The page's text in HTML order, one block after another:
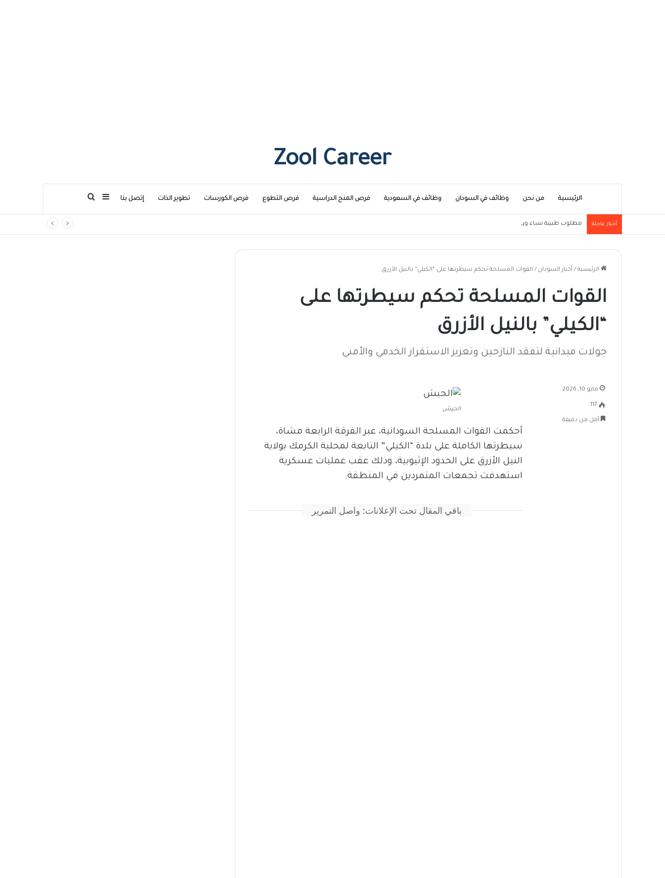
Zool Career
الرئيسية من نحن وظائف في السودان وظائف في السعودية فرص المنح الدراسية فرص التطوع فرص الكورسات تطوير الذات إتصل بنا إضافة عمود جانبي
بحث عن
أخبار عاجلة مطلوب طبيبة نساء وولادة (Obstetrician/Gynaecologist) للعمل بإحدى الجهات الطبية العاملة في مدينة الرياض
الرئيسية / أخبار السودان / القوات المسلحة تحكم سيطرتها على “الكيلي” بالنيل الأزرق
القوات المسلحة تحكم سيطرتها على
“الكيلي” بالنيل الأزرق
جولات ميدانية لتفقد النازحين وتعزيز الاستقرار الخدمي والأمني
الجيش
أحكمت القوات المسلحة السودانية، عبر الفرقة الرابعة مشاة،
سيطرتها الكاملة على بلدة “الكيلي” التابعة لمحلية الكرمك بولاية
النيل الأزرق على الحدود الإثيوبية، وذلك عقب عمليات عسكرية
استهدفت تجمعات المتمردين في المنطقة.
باقي المقال تحت الإعلانات: واصل التمرير
مايو 10, 2026
117
أقل من دقيقة